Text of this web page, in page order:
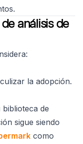
análisis de
la adopción.
de
sigue siendo
como